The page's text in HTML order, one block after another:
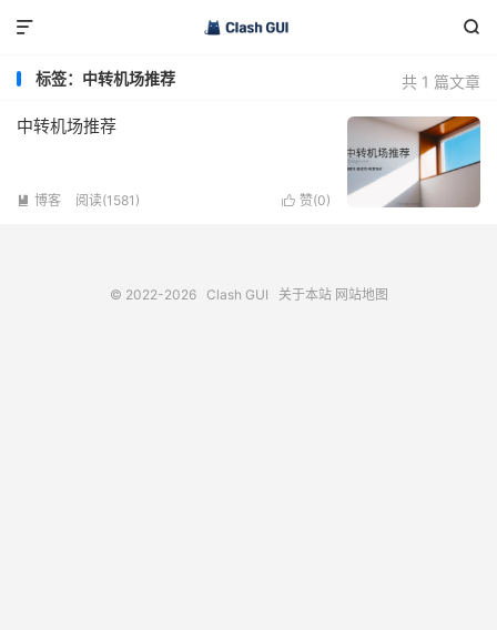


共 1 篇文章
标签：中转机场推荐
中转机场推荐
 赞(0)
 博客 阅读(1581)
© 2022-2026 Clash GUI 关于本站 网站地图